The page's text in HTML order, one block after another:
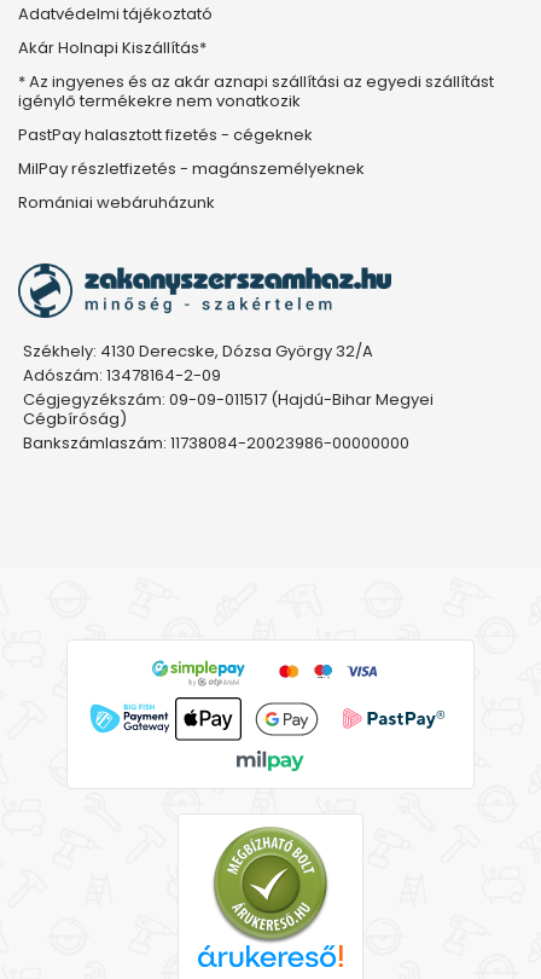
Adatvédelmi tájékoztató
Akár Holnapi Kiszállítás*
* Az ingyenes és az akár aznapi szállítási az egyedi szállítást
igénylő termékekre nem vonatkozik
PastPay halasztott fizetés - cégeknek
MilPay részletfizetés - magánszemélyeknek
Romániai webáruházunk
Székhely: 4130 Derecske, Dózsa György 32/A
Adószám: 13478164-2-09
Cégjegyzékszám: 09-09-011517 (Hajdú-Bihar Megyei
Cégbíróság)
Bankszámlaszám: 11738084-20023986-00000000